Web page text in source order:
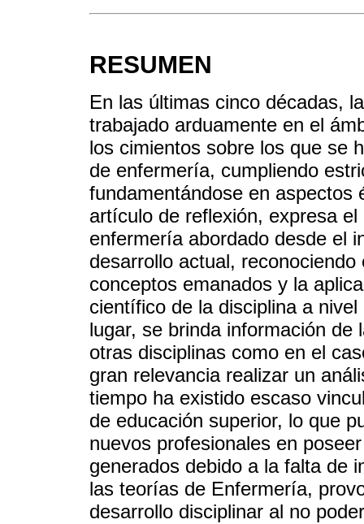
RESUMEN
En las últimas cinco décadas,
trabajado arduamente en el
los cimientos sobre los que se
de enfermería, cumpliendo
fundamentándose en
artículo de reflexión, expresa
enfermería abordado desde el
desarrollo actual,
conceptos emanados y la
científico de la disciplina a
lugar, se brinda información
otras disciplinas como en el
gran relevancia realizar un
tiempo ha existido escaso
de educación superior, lo que
nuevos profesionales en
generados debido a la falta de
las teorías de Enfermería,
desarrollo disciplinar al no